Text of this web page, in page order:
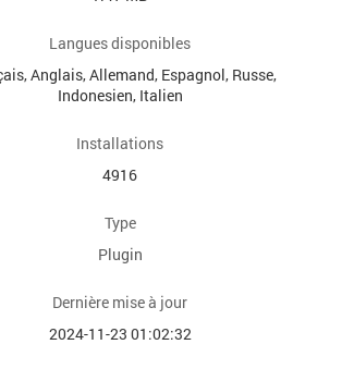
Langues disponibles
Anglais, Allemand, Espagnol, Russe,
Indonesien, Italien
Installations
4916
Type
Plugin
Dernière mise à jour
2024-11-23 01:02:32